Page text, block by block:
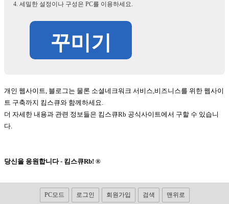
세밀한 설정이나 구성은 PC를 이용하세요.
꾸미기
개인 웹사이트, 블로그는 물론 소셜네크워크 서비스,비즈니스를 위한 웹사이
트 구축까지 킴스큐와 함께하세요.
더 자세한 내용과 관련 정보들은 킴스큐Rb 공식사이트에서 구할 수 있습니
다.
당신을 응원합니다 - 킴스큐Rb! ®
PC모드 로그인 회원가입 검색 맨위로